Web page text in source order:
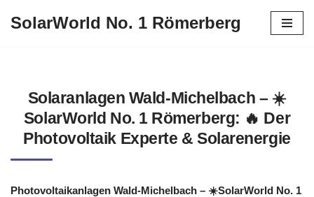
SolarWorld No. 1 Römerberg
Solaranlagen Wald-Michelbach – ☀️
SolarWorld No. 1 Römerberg: 🔥 Der
Photovoltaik Experte & Solarenergie
Photovoltaikanlagen Wald-Michelbach – ☀️SolarWorld No. 1